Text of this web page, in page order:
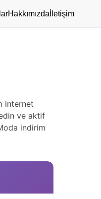
Hakkımızda İletişim
internet
ve aktif
indirim